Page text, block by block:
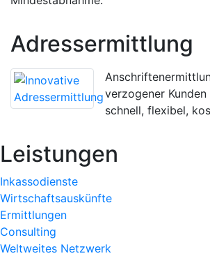
Adressermittlung
verzogener
schnell, flexibel,
Leistungen
Inkassodienste
Wirtschaftsauskünfte
Ermittlungen
Consulting
Weltweites Netzwerk